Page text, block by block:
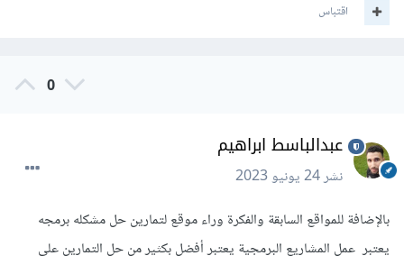
اقتباس
0
عبدالباسط ابراهيم
نشر24 يونيو 2023
بالإضافة للمواقع السابقة والفكرة وراء موقع لتمارين حل مشكله برمجه
يعتبر عمل المشاريع البرمجية يعتبر أفضل بكثير من حل التمارين على